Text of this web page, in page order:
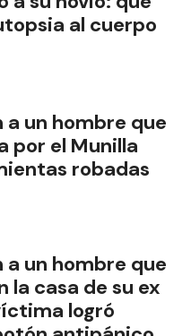
al cuerpo
a un hombre que
por el Munilla
robadas
a un hombre que
la casa de su ex
logró